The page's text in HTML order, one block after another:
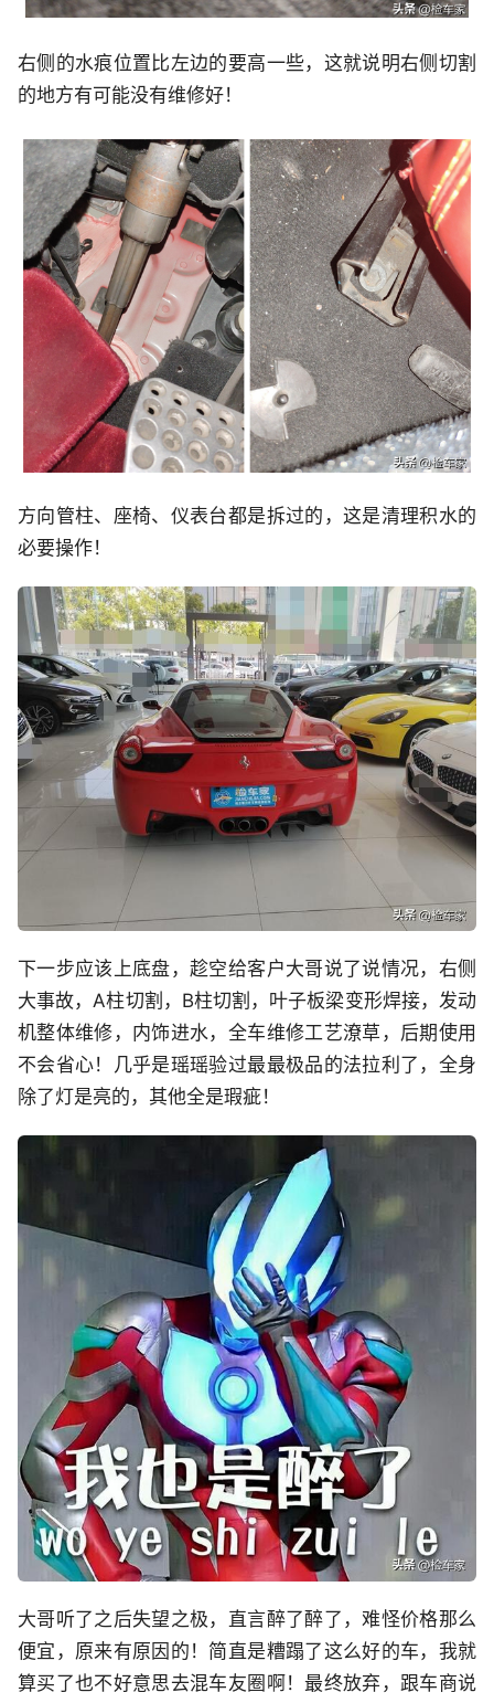
右侧的水痕位置比左边的要高一些，这就说明右侧切割
的地方有可能没有维修好！
方向管柱、座椅、仪表台都是拆过的，这是清理积水的
必要操作！
下一步应该上底盘，趁空给客户大哥说了说情况，右侧
大事故，A柱切割，B柱切割，叶子板梁变形焊接，发动
机整体维修，内饰进水，全车维修工艺潦草，后期使用
不会省心！几乎是瑶瑶验过最最极品的法拉利了，全身
除了灯是亮的，其他全是瑕疵！
大哥听了之后失望之极，直言醉了醉了，难怪价格那么
便宜，原来有原因的！简直是糟蹋了这么好的车，我就
算买了也不好意思去混车友圈啊！最终放弃，跟车商说